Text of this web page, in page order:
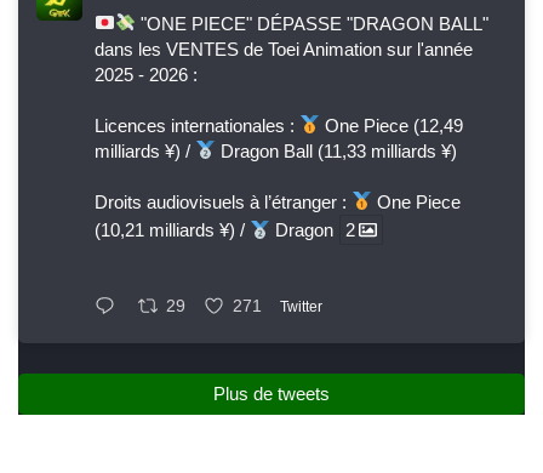
"ONE PIECE" DÉPASSE "DRAGON BALL"
dans les VENTES de Toei Animation sur l'année
2025 - 2026 :
Licences internationales :
One Piece (12,49
milliards ¥) /
Dragon Ball (11,33 milliards ¥)
Droits audiovisuels à l’étranger :
One Piece
(10,21 milliards ¥) /
Dragon 2
29 271 Twitter
Plus de tweets